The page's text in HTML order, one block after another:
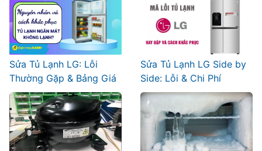
Sửa Tủ Lạnh LG: Lỗi
Thường Gặp & Bảng Giá
Sửa Tủ Lạnh LG Side by
Side: Lỗi & Chi Phí